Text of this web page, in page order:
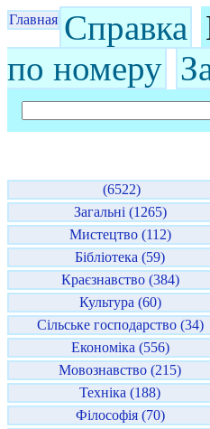
Главная Справка
по номеру
(6522)
Загальні (1265)
Мистецтво (112)
Бібліотека (59)
Краєзнавство (384)
Культура (60)
Сільське господарство (34)
Економіка (556)
Мовознавство (215)
Техніка (188)
Філософія (70)